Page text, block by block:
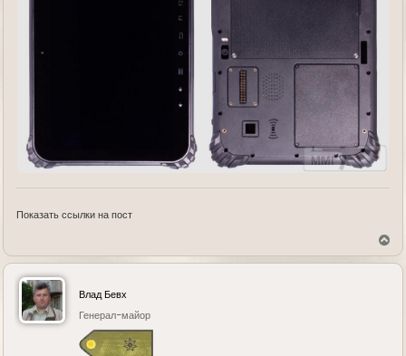
Показать ссылки на пост
р
Влад Бевх
Генерал-майор